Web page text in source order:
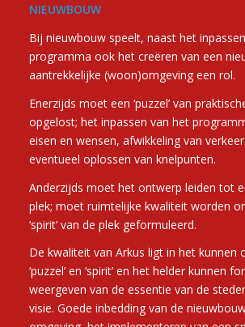
NIEUWBOUW
Bij nieuwbouw speelt, naast het
programma ook het creëren van een
aantrekkelijke (woon)omgeving een rol.
Enerzijds moet een ‘puzzel’ van
opgelost; het inpassen van het
eisen en wensen, afwikkeling van
eventueel oplossen van knelpunten.
Anderzijds moet het ontwerp leiden tot
plek; moet ruimtelijke kwaliteit worden
‘spirit’ van de plek geformuleerd.
De kwaliteit van Arkus ligt in het kunnen
‘puzzel’ en ‘spirit’ en het helder kunnen
weergeven van de essentie van de
visie. Goede inbedding van de